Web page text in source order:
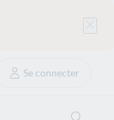
Se connecter